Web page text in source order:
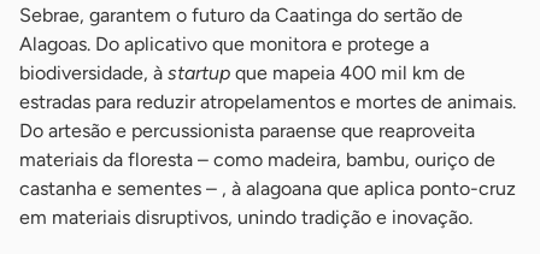
Sebrae, garantem o futuro da Caatinga do sertão de
Alagoas. Do aplicativo que monitora e protege a
biodiversidade, à startup que mapeia 400 mil km de
estradas para reduzir atropelamentos e mortes de animais.
Do artesão e percussionista paraense que reaproveita
materiais da floresta – como madeira, bambu, ouriço de
castanha e sementes – , à alagoana que aplica ponto-cruz
em materiais disruptivos, unindo tradição e inovação.